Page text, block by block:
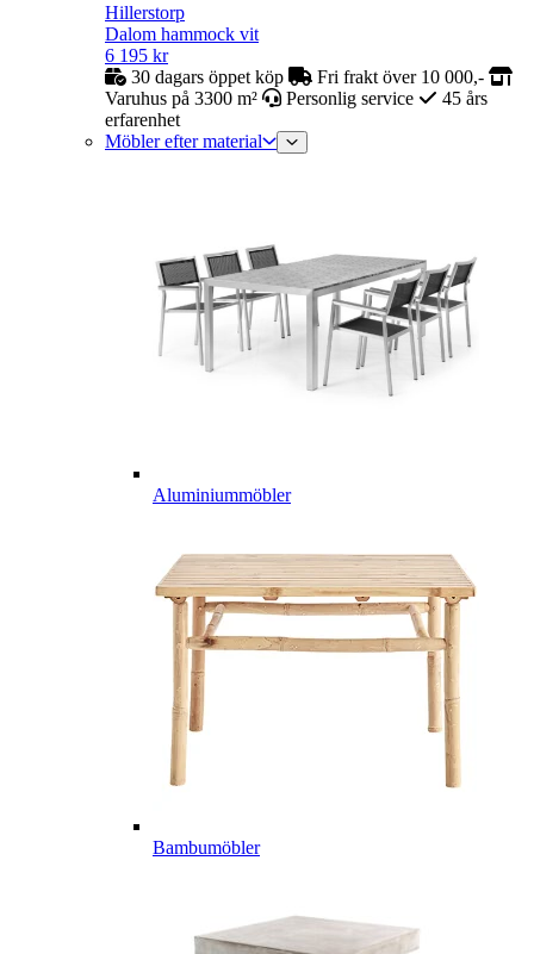
Hillerstorp
Dalom hammock vit
6 195 kr
30 dagars öppet köp
Fri frakt över 10 000,-
Varuhus på 3300 m²
Personlig service
45 års
erfarenhet
Möbler efter material
Aluminiummöbler
Bambumöbler